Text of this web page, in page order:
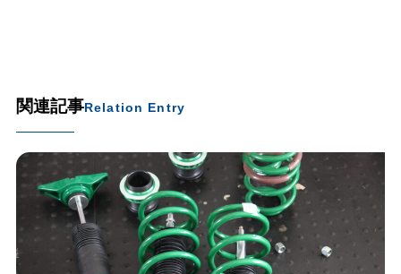
関連記事Relation Entry